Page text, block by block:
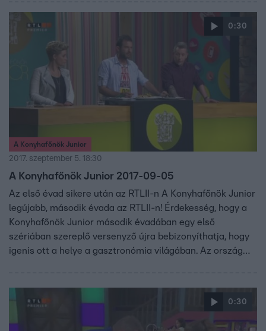
zsűri tagjainak: Sárközi Ákosnak, Wossala Rozinának,
koruk ellenére is profi szakácsként tudnak főzni. Mindezt
rengeteg jókedvvel, huncutsággal és nagy adag
vidámsággal megfűszerezve.
0:30
A Konyhafőnök Junior
2017. szeptember 5. 18:30
A Konyhafőnök Junior 2017-09-05
Az első évad sikere után az RTLII-n A Konyhafőnök Junior
legújabb, második évada az RTLII-n! Érdekesség, hogy a
Konyhafőnök Junior második évadában egy első
szériában szereplő versenyző újra bebizonyíthatja, hogy
igenis ott a helye a gasztronómia világában. Az ország
zsűri tagjainak: Sárközi Ákosnak, Wossala Rozinának,
Fördős Zének és természetesen a nézőknek, hogy fiatal
koruk ellenére is profi szakácsként tudnak főzni. Mindezt
0:30